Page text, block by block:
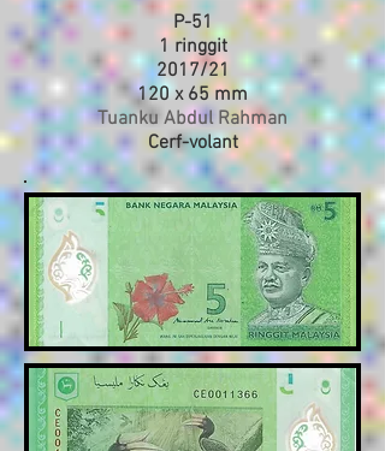
P-51
1 ringgit
2017/21
120 x 65 mm
Tuanku Abdul Rahman
Cerf-volant